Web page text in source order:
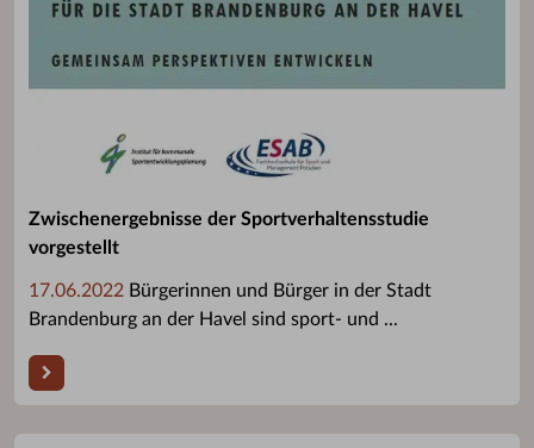
Zwischenergebnisse der Sportverhaltensstudie
vorgestellt
17.06.2022 Bürgerinnen und Bürger in der Stadt
Brandenburg an der Havel sind sport- und ...